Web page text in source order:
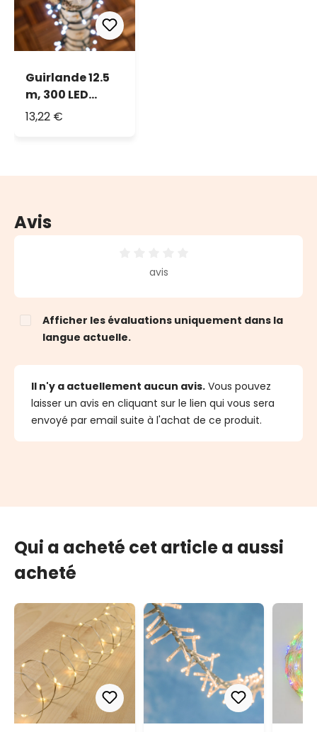
Guirlande 12.5
m, 300 LED
blanc froid
13,22 €
Avis
Note moyenne de 0 sur 5 étoiles
avis
Afficher les évaluations uniquement dans la
langue actuelle.
Il n'y a actuellement aucun avis. Vous pouvez
laisser un avis en cliquant sur le lien qui vous sera
envoyé par email suite à l'achat de ce produit.
Qui a acheté cet article a aussi
acheté